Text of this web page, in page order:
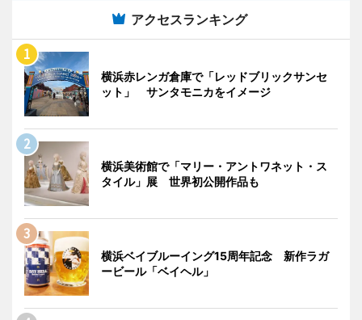
アクセスランキング
横浜赤レンガ倉庫で「レッドブリックサンセ
ット」 サンタモニカをイメージ
横浜美術館で「マリー・アントワネット・ス
タイル」展 世界初公開作品も
横浜ベイブルーイング15周年記念 新作ラガ
ービール「ベイヘル」